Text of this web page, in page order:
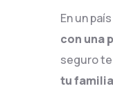
En un
con una
seguro
tu